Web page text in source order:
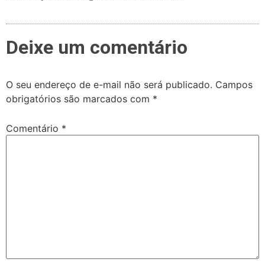
Deixe um comentário
O seu endereço de e-mail não será publicado. Campos
obrigatórios são marcados com *
Comentário *